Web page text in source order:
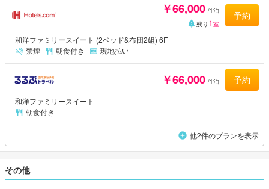
￥66,000 /1泊
残り 1 室
予約
和洋ファミリースイート (2ベッド&布団2組) 6F
禁煙
朝食付き 現地払い
￥66,000 /1泊 予約
和洋ファミリースイート
朝食付き
他2件のプランを表示
その他